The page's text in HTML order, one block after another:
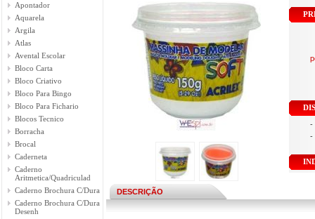
Apontador
Aquarela
Argila
Atlas
Avental Escolar
Bloco Carta
Bloco Criativo
Bloco Para Bingo
Bloco Para Fichario
Blocos Tecnico
Borracha
Brocal
Caderneta
Caderno
Aritmetica/Quadriculad
Caderno Brochura C/Dura
Caderno Brochura C/Dura
Desenh
-
-
DESCRIÇÃO